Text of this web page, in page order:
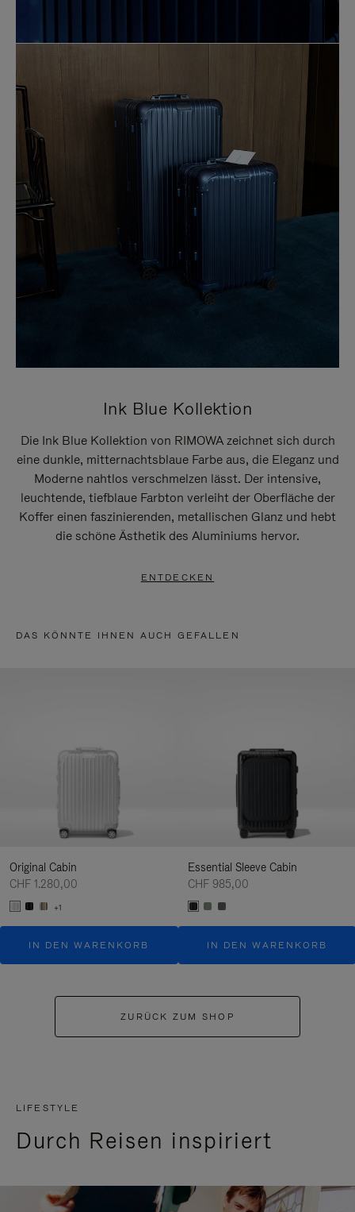
Ink Blue Kollektion
Die Ink Blue Kollektion von RIMOWA zeichnet sich durch
eine dunkle, mitternachtsblaue Farbe aus, die Eleganz und
Moderne nahtlos verschmelzen lässt. Der intensive,
leuchtende, tiefblaue Farbton verleiht der Oberfläche der
Koffer einen faszinierenden, metallischen Glanz und hebt
die schöne Ästhetik des Aluminiums hervor.
ENTDECKEN
DAS KÖNNTE IHNEN AUCH GEFALLEN
Original Cabin
CHF 1.280,00
+1
IN DEN WARENKORB
Essential Sleeve Cabin
CHF 985,00
IN DEN WARENKORB
ZURÜCK ZUM SHOP
LIFESTYLE
Durch Reisen inspiriert